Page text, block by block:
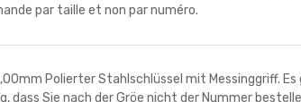
par taille et non par numéro.
2,00mm Polierter Stahlschlüssel mit
dass Sie nach der Gröe nicht der Nummer